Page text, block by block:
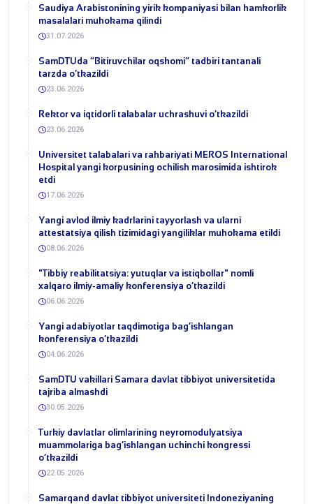
​Saudiya Arabistonining yirik kompaniyasi bilan hamkorlik
masalalari muhokama qilindi
31.07.2026
​SamDTUda “Bitiruvchilar oqshomi” tadbiri tantanali
tarzda o‘tkazildi
23.06.2026
​Rektor va iqtidorli talabalar uchrashuvi o‘tkazildi
23.06.2026
Universitet talabalari va rahbariyati MEROS International
Hospital yangi korpusining ochilish marosimida ishtirok
etdi
17.06.2026
Yangi avlod ilmiy kadrlarini tayyorlash va ularni
attestatsiya qilish tizimidagi yangiliklar muhokama etildi
08.06.2026
​"Tibbiy reabilitatsiya: yutuqlar va istiqbollar" nomli
xalqaro ilmiy-amaliy konferensiya o‘tkazildi
06.06.2026
​Yangi adabiyotlar taqdimotiga bag‘ishlangan
konferensiya o‘tkazildi
04.06.2026
SamDTU vakillari Samara davlat tibbiyot universitetida
tajriba almashdi
30.05.2026
​Turkiy davlatlar olimlarining neyromodulyatsiya
muammolariga bag‘ishlangan uchinchi kongressi
o‘tkazildi
22.05.2026
Samarqand davlat tibbiyot universiteti Indoneziyaning